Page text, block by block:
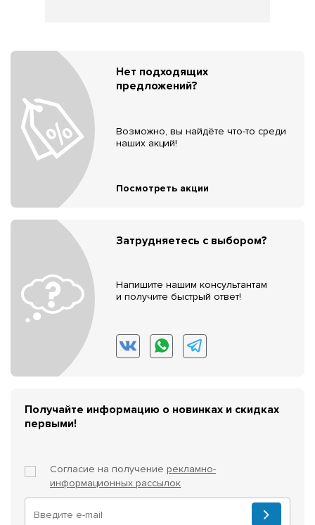
Нет подходящих
предложений?
Возможно, вы найдёте что-то среди
наших акций!
Посмотреть акции
Затрудняетесь с выбором?
Напишите нашим консультантам
и получите быстрый ответ!
Получайте информацию о новинках и скидках
первыми!
Согласие на получение рекламно-
информационных рассылок